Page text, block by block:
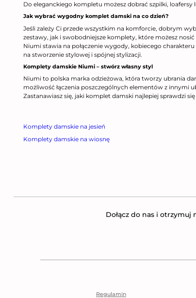
Do eleganckiego kompletu możesz dobrać szpilki,
Jak wybrać wygodny komplet damski na co dzień?
Jeśli zależy Ci przede wszystkim na komforcie, dobrym
zestawy, jak i swobodniejsze komplety, które możesz
Niumi stawia na połączenie wygody, kobiecego
na stworzenie stylowej i spójnej stylizacji.
Komplety damskie Niumi – stwórz własny styl
Niumi to polska marka odzieżowa, która tworzy ubrania
możliwość łączenia poszczególnych elementów z innymi
Zastanawiasz się, jaki komplet damski najlepiej sprawdzi
Komplety damskie na jesień
Komplety damskie na wiosnę
Dołącz do nas i
Regulamin